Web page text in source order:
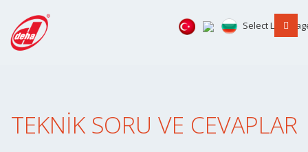
Select
TEKNİK SORU VE CEVAPLAR